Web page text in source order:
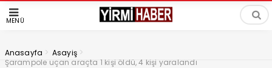
MENÜ
Anasayfa > Asayiş >
Şarampole uçan araçta 1 kişi öldü, 4 kişi yaralandı